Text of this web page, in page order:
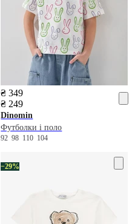
₴ 349
₴ 249
Dinomin
Футболки і поло
9298 110 104
−29%